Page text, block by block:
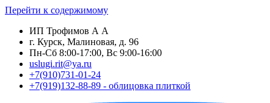
Перейти к содержимому
ИП Трофимов А А
г. Курск, Малиновая, д. 96
Пн-Сб 8:00-17:00, Вс 9:00-16:00
uslugi.rit@ya.ru
+7(910)731-01-24
+7(919)132-88-89 - облицовка плиткой